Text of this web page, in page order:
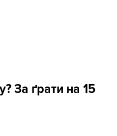
За ґрати на 15